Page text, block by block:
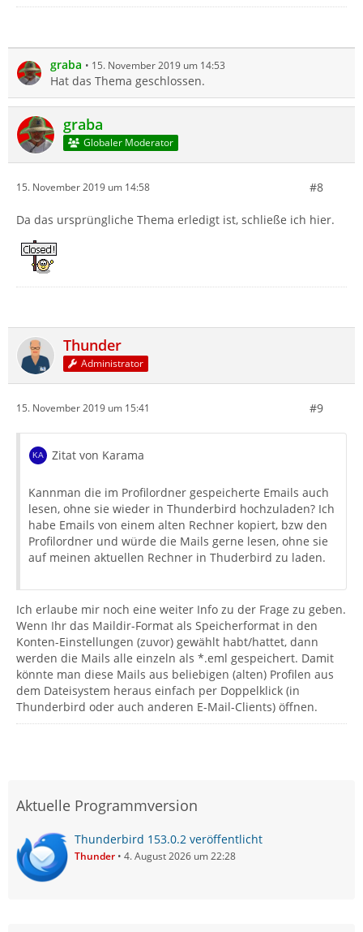
graba 15. November 2019 um 14:53
Hat das Thema geschlossen.
graba
Globaler Moderator
15. November 2019 um 14:58 #8
Da das ursprüngliche Thema erledigt ist, schließe ich hier.
Thunder
Administrator
15. November 2019 um 15:41 #9
Zitat von Karama
Kannman die im Profilordner gespeicherte Emails auch
lesen, ohne sie wieder in Thunderbird hochzuladen? Ich
habe Emails von einem alten Rechner kopiert, bzw den
Profilordner und würde die Mails gerne lesen, ohne sie
auf meinen aktuellen Rechner in Thuderbird zu laden.
Ich erlaube mir noch eine weiter Info zu der Frage zu geben.
Wenn Ihr das Maildir-Format als Speicherformat in den
Konten-Einstellungen (zuvor) gewählt habt/hattet, dann
werden die Mails alle einzeln als *.eml gespeichert. Damit
könnte man diese Mails aus beliebigen (alten) Profilen aus
dem Dateisystem heraus einfach per Doppelklick (in
Thunderbird oder auch anderen E-Mail-Clients) öffnen.
Aktuelle Programmversion
Thunderbird 153.0.2 veröffentlicht
Thunder 4. August 2026 um 22:28